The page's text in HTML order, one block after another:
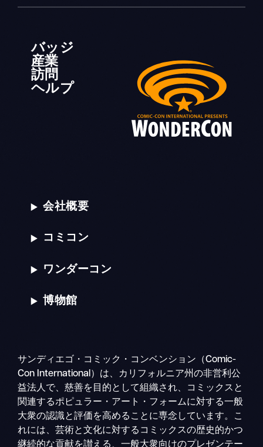
バッジ
産業
訪問
ヘルプ
会社概要
コミコン
ワンダーコン
博物館
サンディエゴ・コミック・コンベンション（Comic-
Con International）は、カリフォルニア州の非営利公
益法人で、慈善を目的として組織され、コミックスと
関連するポピュラー・アート・フォームに対する一般
大衆の認識と評価を高めることに専念しています。こ
れには、芸術と文化に対するコミックスの歴史的かつ
継続的な貢献を讃える、一般大衆向けのプレゼンテー